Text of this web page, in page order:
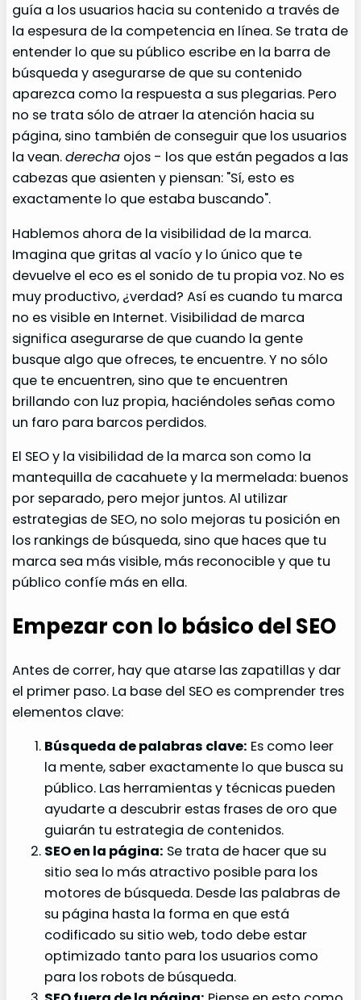
guía a los usuarios hacia su contenido a través de
la espesura de la competencia en línea. Se trata de
entender lo que su público escribe en la barra de
búsqueda y asegurarse de que su contenido
aparezca como la respuesta a sus plegarias. Pero
no se trata sólo de atraer la atención hacia su
página, sino también de conseguir que los usuarios
la vean.derecha ojos - los que están pegados a las
cabezas que asienten y piensan: "Sí, esto es
exactamente lo que estaba buscando".
Hablemos ahora de la visibilidad de la marca.
Imagina que gritas al vacío y lo único que te
devuelve el eco es el sonido de tu propia voz. No es
muy productivo, ¿verdad? Así es cuando tu marca
no es visible en Internet. Visibilidad de marca
significa asegurarse de que cuando la gente
busque algo que ofreces, te encuentre. Y no sólo
que te encuentren, sino que te encuentren
brillando con luz propia, haciéndoles señas como
un faro para barcos perdidos.
El SEO y la visibilidad de la marca son como la
mantequilla de cacahuete y la mermelada: buenos
por separado, pero mejor juntos. Al utilizar
estrategias de SEO, no solo mejoras tu posición en
los rankings de búsqueda, sino que haces que tu
marca sea más visible, más reconocible y que tu
público confíe más en ella.
Empezar con lo básico del SEO
Antes de correr, hay que atarse las zapatillas y dar
el primer paso. La base del SEO es comprender tres
elementos clave:
Búsqueda de palabras clave: Es como leer
la mente, saber exactamente lo que busca su
público. Las herramientas y técnicas pueden
ayudarte a descubrir estas frases de oro que
guiarán tu estrategia de contenidos.
SEO en la página: Se trata de hacer que su
sitio sea lo más atractivo posible para los
motores de búsqueda. Desde las palabras de
su página hasta la forma en que está
codificado su sitio web, todo debe estar
optimizado tanto para los usuarios como
para los robots de búsqueda.